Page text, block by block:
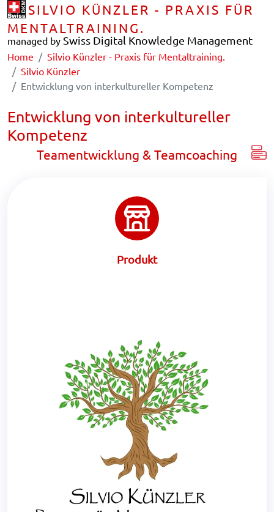
SILVIO KÜNZLER - PRAXIS FÜR
MENTALTRAINING.
managed by Swiss Digital Knowledge Management
Home
Silvio Künzler - Praxis für Mentaltraining.
Silvio Künzler
Entwicklung von interkultureller Kompetenz
Entwicklung von interkultureller
Kompetenz
Teamentwicklung & Teamcoaching
Produkt